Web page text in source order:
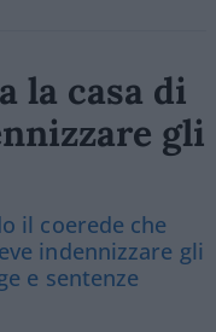
la casa di
gli
il coerede che
indennizzare gli
e sentenze